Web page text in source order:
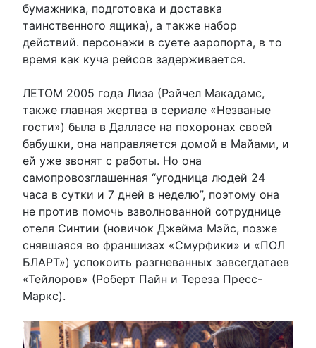
бумажника, подготовка и доставка
таинственного ящика), а также набор
действий. персонажи в суете аэропорта, в то
время как куча рейсов задерживается.
ЛЕТОМ 2005 года Лиза (Рэйчел Макадамс,
также главная жертва в сериале «Незваные
гости») была в Далласе на похоронах своей
бабушки, она направляется домой в Майами, и
ей уже звонят с работы. Но она
самопровозглашенная “угодница людей 24
часа в сутки и 7 дней в неделю”, поэтому она
не против помочь взволнованной сотруднице
отеля Синтии (новичок Джейма Мэйс, позже
снявшаяся во франшизах «Смурфики» и «ПОЛ
БЛАРТ») успокоить разгневанных завсегдатаев
«Тейлоров» (Роберт Пайн и Тереза Пресс-
Маркс).